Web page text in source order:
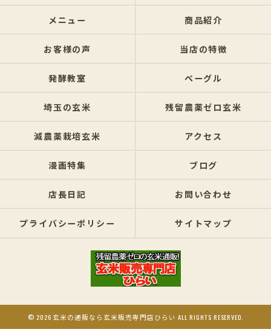
メニュー 商品紹介
お客様の声 当店の特徴
発酵教室 ベーグル
埼玉の玄米 残留農薬ゼロ玄米
減農薬栽培玄米 アクセス
漫画特集 ブログ
店長日記 お問い合わせ
プライバシーポリシー サイトマップ
© 2026 玄米の通販なら玄米販売専門店ひらい ALL RIGHTS RESERVED.